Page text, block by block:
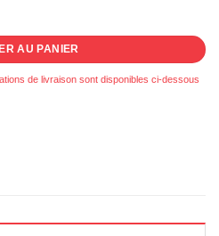
basket
AU PANIER
de livraison sont disponibles ci-dessous